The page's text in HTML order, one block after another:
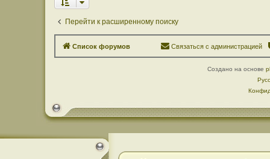
Перейти к расширенному поиску
Список форумов Связаться с администрацией
Создано на основе